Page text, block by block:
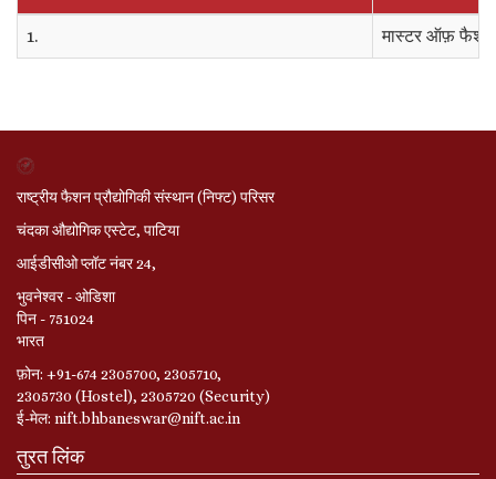
1. मास्टर ऑफ़
राष्ट्रीय फैशन प्रौद्योगिकी संस्थान (निफ्ट) परिसर
चंदका औद्योगिक एस्टेट, पाटिया
आईडीसीओ प्लॉट नंबर 24,
भुवनेश्‍वर - ओडिशा
पिन - 751024
भारत
फ़ोन: +91-674 2305700, 2305710,
2305730 (Hostel), 2305720 (Security)
ई-मेल: nift.bhbaneswar@nift.ac.in
तुरत लिंक